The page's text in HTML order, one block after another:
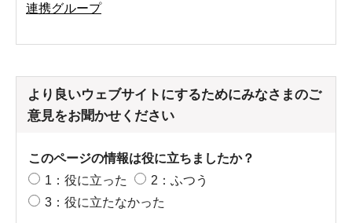
連携グループ
より良いウェブサイトにするためにみなさまのご
意見をお聞かせください
このページの情報は役に立ちましたか？
1：役に立った
2：ふつう
3：役に立たなかった